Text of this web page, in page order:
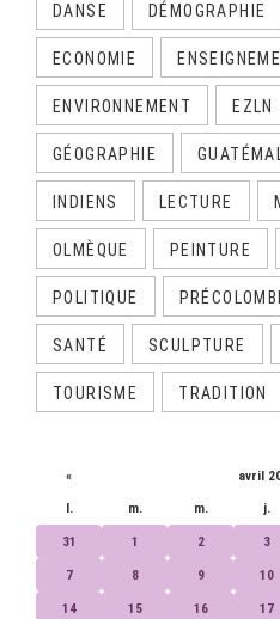
DANSE DÉMOGRAPHIE
ECONOMIE
ENVIRONNEMENT EZLN
GÉOGRAPHIE
INDIENS LECTURE
OLMÈQUE PEINTURE
POLITIQUE
SANTÉ SCULPTURE
TOURISME TRADITION
« avril
l. m. m. j.
31 1 2 3
7 8 9 10
14 15 16 17